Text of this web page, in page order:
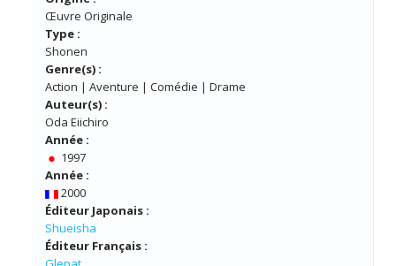
Œuvre Originale
Type :
Shonen
Genre(s) :
Action | Aventure | Comédie | Drame
Auteur(s) :
Oda Eiichiro
Année :
1997
Année :
2000
Éditeur Japonais :
Shueisha
Éditeur Français :